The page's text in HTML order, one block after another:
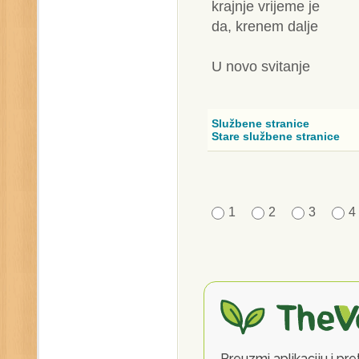
krajnje vrijeme je
da, krenem dalje
U novo svitanje
Službene stranice
Stare službene stranice
1 2 3 4